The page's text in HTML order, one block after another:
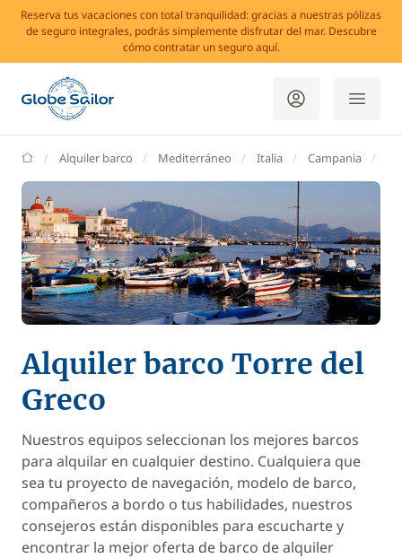
Reserva tus vacaciones con total tranquilidad: gracias a nuestras pólizas
de seguro integrales, podrás simplemente disfrutar del mar. Descubre
cómo contratar un seguro aquí.
GlobeSailor
Alquiler barco Mediterráneo Italia Campania
Alquiler barco Torre del
Greco
Nuestros equipos seleccionan los mejores barcos
para alquilar en cualquier destino. Cualquiera que
sea tu proyecto de navegación, modelo de barco,
compañeros a bordo o tus habilidades, nuestros
consejeros están disponibles para escucharte y
encontrar la mejor oferta de barco de alquiler